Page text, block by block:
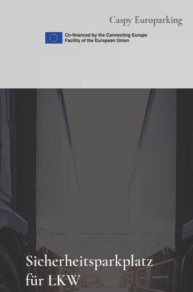
Caspy Europarking
Sicherheitsparkplatz
für LKW